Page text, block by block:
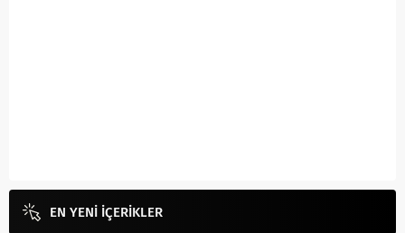
EN YENİ İÇERİKLER